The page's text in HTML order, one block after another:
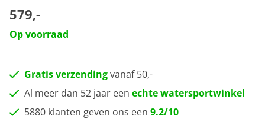
579,-
Op voorraad
Gratis verzendingvanaf 50,-
Al meer dan 52 jaar een echte watersportwinkel
5880 klanten geven ons een 9.2/10